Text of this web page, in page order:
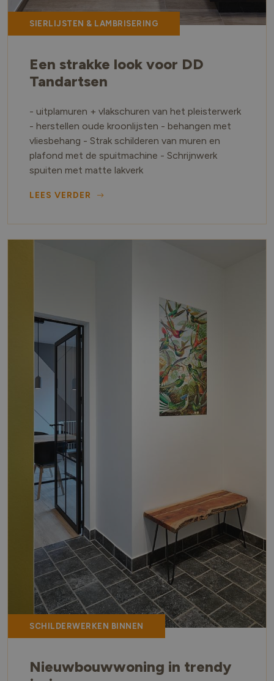
SIERLIJSTEN & LAMBRISERING
Een strakke look voor DD
Tandartsen
- uitplamuren + vlakschuren van het pleisterwerk
- herstellen oude kroonlijsten - behangen met
vliesbehang - Strak schilderen van muren en
plafond met de spuitmachine - Schrijnwerk
spuiten met matte lakverk
LEES VERDER
SCHILDERWERKEN BINNEN
Nieuwbouwwoning in trendy